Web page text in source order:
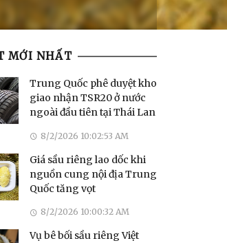
MỚI NHẤT
Trung Quốc phê duyệt kho
giao nhận TSR20 ở nước
ngoài đầu tiên tại Thái Lan
8/2/2026 10:02:53 AM
Giá sầu riêng lao dốc khi
nguồn cung nội địa Trung
Quốc tăng vọt
8/2/2026 10:00:32 AM
Vụ bê bối sầu riêng Việt